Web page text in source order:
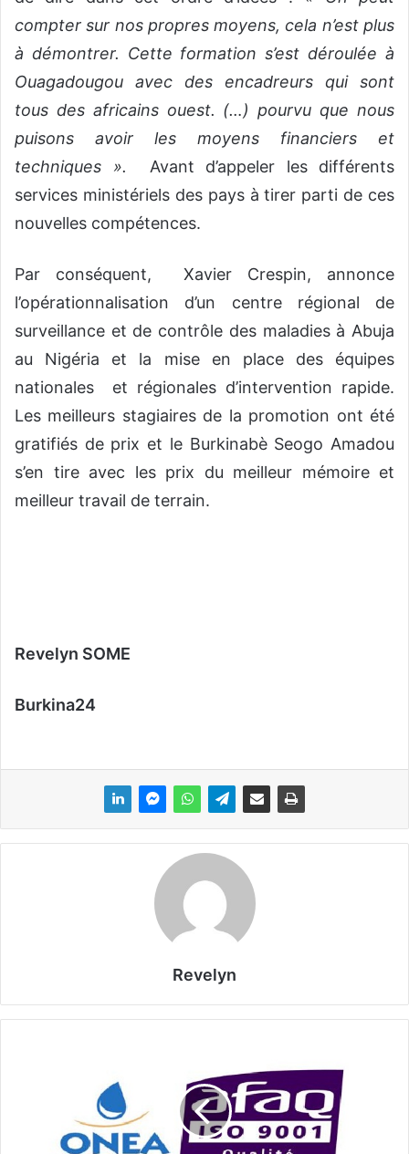
compter sur nos propres moyens, cela n’est plus
à démontrer. Cette formation s’est déroulée à
Ouagadougou avec des encadreurs qui sont
tous des africains ouest. (…) pourvu que nous
puisons avoir les moyens financiers et
techniques ». Avant d’appeler les différents
services ministériels des pays à tirer parti de ces
nouvelles compétences.
Par conséquent, Xavier Crespin, annonce
l’opérationnalisation d’un centre régional de
surveillance et de contrôle des maladies à Abuja
au Nigéria et la mise en place des équipes
nationales et régionales d’intervention rapide.
Les meilleurs stagiaires de la promotion ont été
gratifiés de prix et le Burkinabè Seogo Amadou
s’en tire avec les prix du meilleur mémoire et
meilleur travail de terrain.
Revelyn SOME
Burkina24
Revelyn